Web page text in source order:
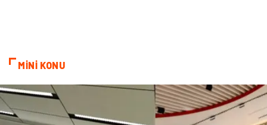
Basın Yayın
Telekomünikasyon Markalar
MİNİ KONU